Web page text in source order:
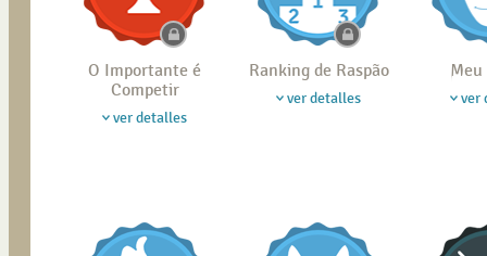
O Importante é
Competir
ver detalles
Ranking de Raspão
ver detalles ver